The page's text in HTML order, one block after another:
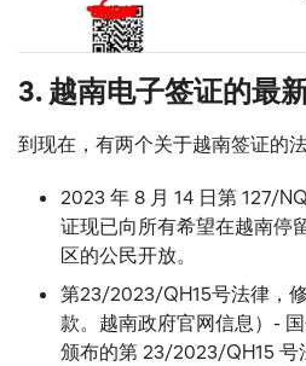
3. 越南电子签证的最
到现在，有两个关于越南签证的
2023 年 8 月 14 日第 127/
证现已向所有希望在越南停
区的公民开放。
第23/2023/QH15号法律，
款。越南政府官网信息）-
颁布的第 23/2023/QH15 号